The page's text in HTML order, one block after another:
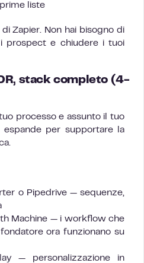
liste
Zapier. Non hai bisogno di
prospect e chiudere i tuoi
stack completo (4-
processo e assunto il tuo
per supportare la
o Pipedrive — sequenze,
Machine — i workflow che
ora funzionano su
— personalizzazione in